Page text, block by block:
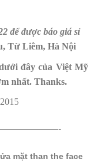
để được báo giá sỉ
Từ Liêm, Hà Nội
đây của Việt Mỹ
nhất. Thanks.
mặt than the face